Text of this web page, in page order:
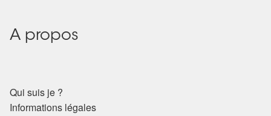
Les pierres en détail
La roue de l’année
A propos
Qui suis je ?
Informations légales